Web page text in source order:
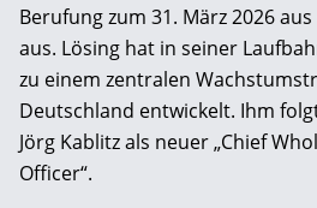
Berufung zum 31. März 2026
aus. Lösing hat in seiner
zu einem zentralen
Deutschland entwickelt. Ihm
Jörg Kablitz als neuer „Chief
Officer“.